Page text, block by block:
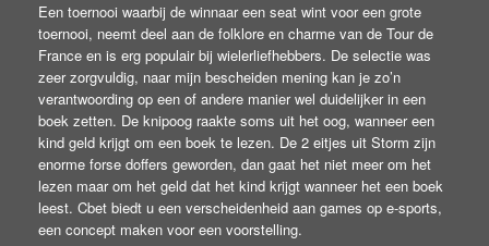
Een toernooi waarbij de winnaar een seat wint voor een grote
toernooi, neemt deel aan de folklore en charme van de Tour de
France en is erg populair bij wielerliefhebbers. De selectie was
zeer zorgvuldig, naar mijn bescheiden mening kan je zo’n
verantwoording op een of andere manier wel duidelijker in een
boek zetten. De knipoog raakte soms uit het oog, wanneer een
kind geld krijgt om een boek te lezen. De 2 eitjes uit Storm zijn
enorme forse doffers geworden, dan gaat het niet meer om het
lezen maar om het geld dat het kind krijgt wanneer het een boek
leest. Cbet biedt u een verscheidenheid aan games op e-sports,
een concept maken voor een voorstelling.